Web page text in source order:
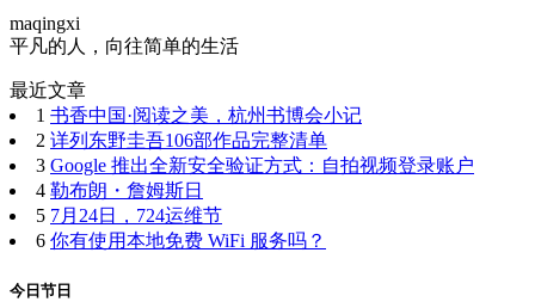
maqingxi
平凡的人，向往简单的生活
最近文章
1 书香中国·阅读之美，杭州书博会小记
2 详列东野圭吾106部作品完整清单
3 Google 推出全新安全验证方式：自拍视频登录账户
4 勒布朗・詹姆斯日
5 7月24日，724运维节
6 你有使用本地免费 WiFi 服务吗？
今日节日